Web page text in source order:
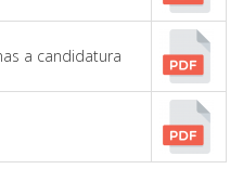
a candidatura